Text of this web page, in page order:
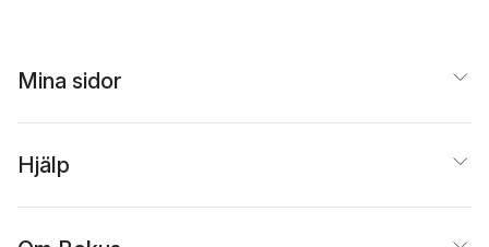
Mina sidor
Hjälp